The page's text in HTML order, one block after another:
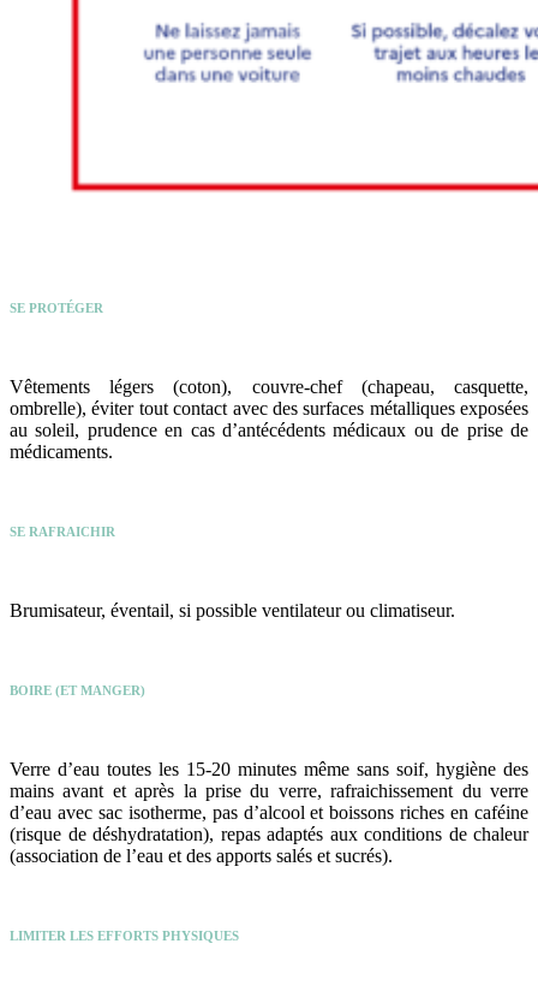
SE PROTÉGER
Vêtements légers (coton), couvre-chef (chapeau, casquette,
ombrelle), éviter tout contact avec des surfaces métalliques exposées
au soleil, prudence en cas d’antécédents médicaux ou de prise de
médicaments.
SE RAFRAICHIR
Brumisateur, éventail, si possible ventilateur ou climatiseur.
BOIRE (ET MANGER)
Verre d’eau toutes les 15-20 minutes même sans soif, hygiène des
mains avant et après la prise du verre, rafraichissement du verre
d’eau avec sac isotherme, pas d’alcool et boissons riches en caféine
(risque de déshydratation), repas adaptés aux conditions de chaleur
(association de l’eau et des apports salés et sucrés).
LIMITER LES EFFORTS PHYSIQUES